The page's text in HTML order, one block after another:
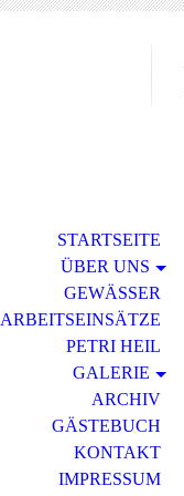
STARTSEITE
ÜBER UNS
GEWÄSSER
ARBEITSEINSÄTZE
PETRI HEIL
GALERIE
ARCHIV
GÄSTEBUCH
KONTAKT
IMPRESSUM